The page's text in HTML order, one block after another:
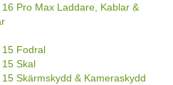
16 Pro Max Laddare, Kablar &
15 Fodral
15 Skal
15 Skärmskydd & Kameraskydd